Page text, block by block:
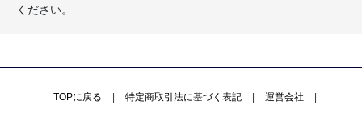
ください。
TOPに戻る 特定商取引法に基づく表記 運営会社